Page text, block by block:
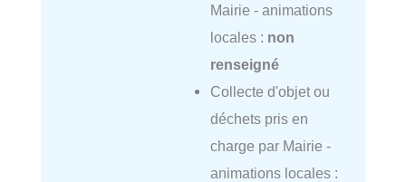
Mairie - animations
locales : non
renseigné
Collecte d'objet ou
déchets pris en
charge par Mairie -
animations locales :